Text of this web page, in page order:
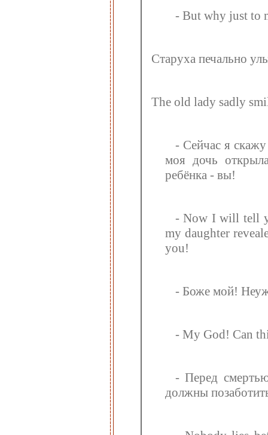
- But why just to
Старуха печально
The old lady sadly
- Сейчас я
моя дочь
ребёнка - вы!
- Now I will tell
my daughter
you!
- Боже мой!
- My God! Can
- Перед
должны